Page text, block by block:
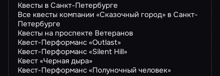
Квесты в Санкт-Петербурге
Все квесты компании «Сказочный город» в Санкт-
Петербурге
Квесты на проспекте Ветеранов
Квест-Перформанс «Outlast»
Квест-Перформанс «Silent Hill»
Квест «Черная дыра»
Квест-Перформанс «Полуночный человек»